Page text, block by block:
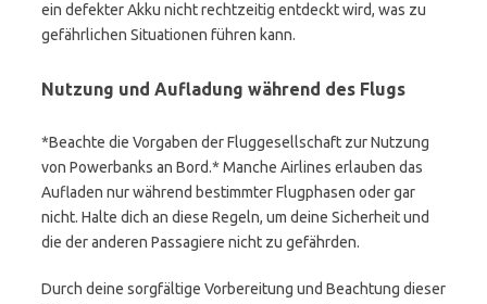
ein defekter Akku nicht rechtzeitig entdeckt wird, was zu
gefährlichen Situationen führen kann.
Nutzung und Aufladung während des Flugs
*Beachte die Vorgaben der Fluggesellschaft zur Nutzung
von Powerbanks an Bord.* Manche Airlines erlauben das
Aufladen nur während bestimmter Flugphasen oder gar
nicht. Halte dich an diese Regeln, um deine Sicherheit und
die der anderen Passagiere nicht zu gefährden.
Durch deine sorgfältige Vorbereitung und Beachtung dieser